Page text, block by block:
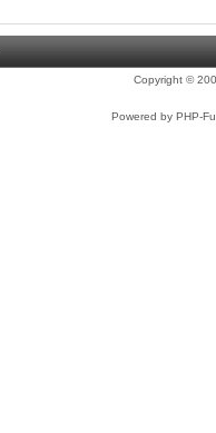
Copyright ©
Powered by PHP-